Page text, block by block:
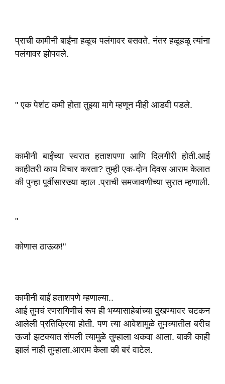
प्राची कामीनी बाईंना हळूच पलंगावर बसवते. नंतर हळूहळू त्यांना
पलंगावर झोपवले.
" एक पेशंट कमी होता तुझ्या मागे म्हणून मीही आडवी पडले.
कामीनी बाईंच्या स्वरात हताशपणा आणि दिलगीरी होती.आई
काहीतरी काय विचार करता? तुम्ही एक-दोन दिवस आराम केलात
की पुन्हा पूर्वीसारख्या व्हाल .प्राची समजावणीच्या सुरात म्हणाली.
"
कोणास ठाऊक!"
कामीनी बाईं हताशपणे म्हणाल्या..
आई तुमचं रणरागिणीचं रूप ही भय्यासाहेबांच्या दुखण्यावर चटकन
आलेली प्रतिक्रिया होती. पण त्या आवेशामुळे तुमच्यातील बरीच
ऊर्जा झटक्यात संपली त्यामुळे तुम्हाला थकवा आला. बाकी काही
झालं नाही तुम्हाला.आराम केला की बरं वाटेल.